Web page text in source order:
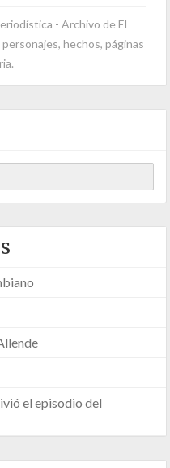
- Archivo de El
hechos, páginas
el episodio del